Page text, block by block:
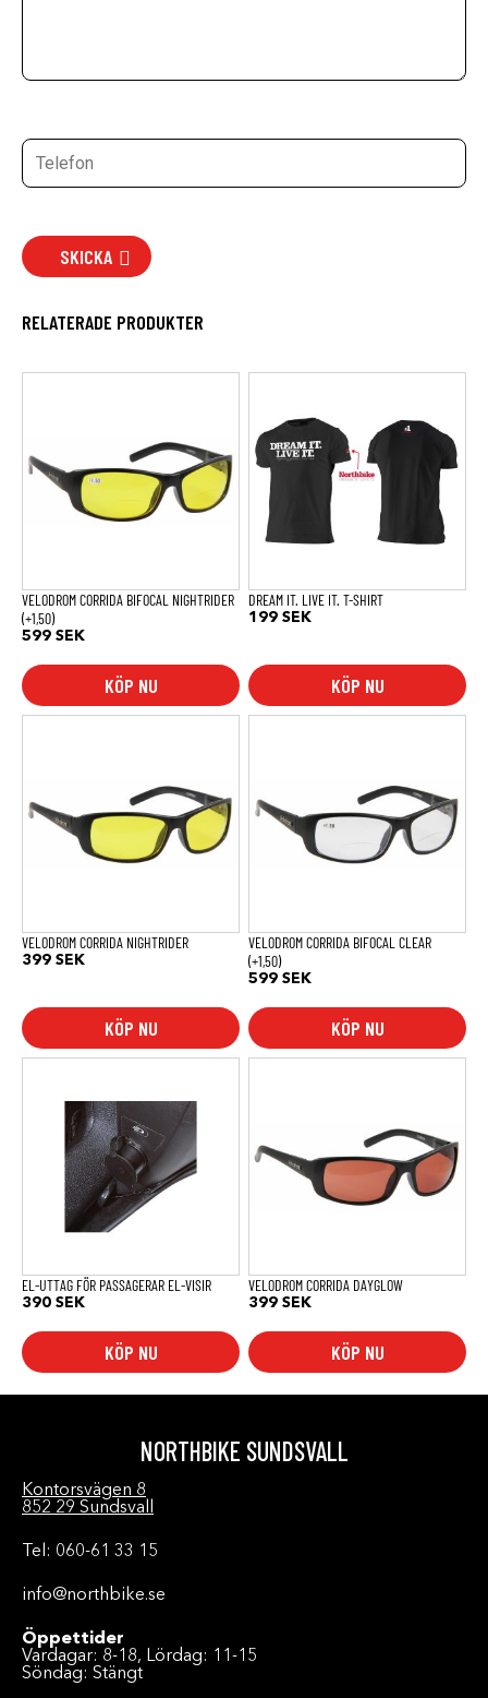
SKICKA
RELATERADE PRODUKTER
VELODROM CORRIDA BIFOCAL NIGHTRIDER
(+1,50)
599 SEK
KÖP NU
DREAM IT. LIVE IT. T-SHIRT
199 SEK
KÖP NU
produkten
har
flera
varianter.
De
olika
alternativen
kan
produktsidan
VELODROM CORRIDA NIGHTRIDER
399 SEK
KÖP NU
VELODROM CORRIDA BIFOCAL CLEAR
(+1,50)
599 SEK
KÖP NU
EL-UTTAG FÖR PASSAGERAR EL-VISIR
390 SEK
KÖP NU
VELODROM CORRIDA DAYGLOW
399 SEK
KÖP NU
NORTHBIKE SUNDSVALL
Kontorsvägen 8
852 29 Sundsvall
Tel: 060-61 33 15
info@northbike.se
Öppettider
Vardagar: 8-18, Lördag: 11-15
Söndag: Stängt